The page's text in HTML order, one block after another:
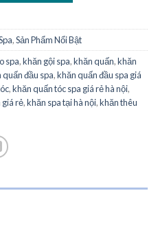
,Sản Phẩm Nổi Bật
spa,khăn gội spa,khăn quấn,khăn
quấn đầu spa,khăn quấn đầu spa giá
,khăn quấn tóc spa giá rẻ hà nội,
giá rẻ,khăn spa tại hà nội,khăn thêu